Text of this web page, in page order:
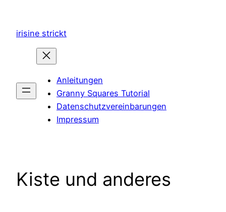
springen
irisine strickt
Anleitungen
Granny Squares Tutorial
Datenschutzvereinbarungen
Impressum
Kiste und anderes